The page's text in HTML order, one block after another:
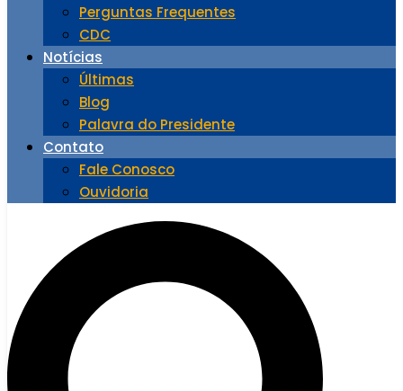
Perguntas Frequentes
CDC
Notícias
Últimas
Blog
Palavra do Presidente
Contato
Fale Conosco
Ouvidoria